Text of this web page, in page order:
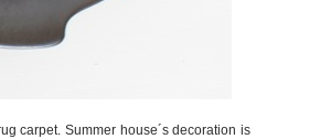
carpet. Summer house´s decoration is